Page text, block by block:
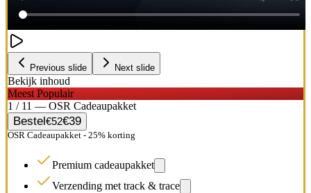
Previous slide Next slide
Bekijk inhoud
Meest Populair
1 / 11 — OSR Cadeaupakket
Bestel€52€39
OSR Cadeaupakket - 25% korting
Premium cadeaupakket
Verzending met track & trace